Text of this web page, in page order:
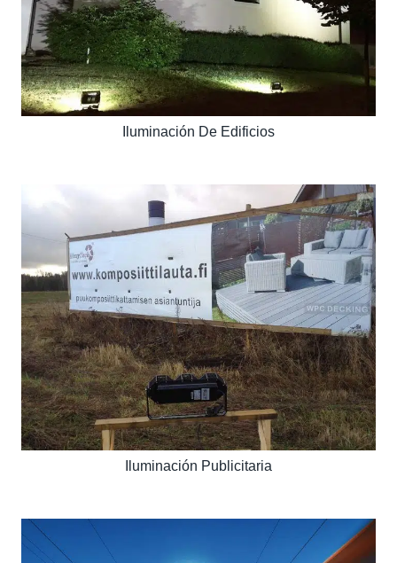
Iluminación De Edificios
Iluminación Publicitaria